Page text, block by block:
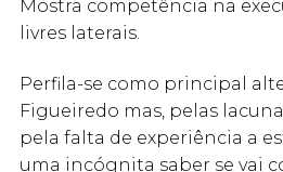
Mostra competência na
livres laterais.
Perfila-se como principal
Figueiredo mas, pelas
pela falta de experiência a
uma incógnita saber se vai